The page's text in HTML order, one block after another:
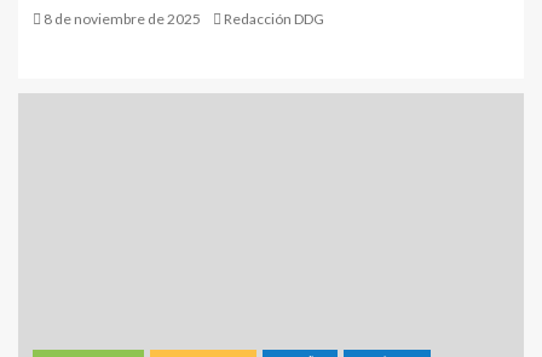
8 de noviembre de 2025 Redacción DDG